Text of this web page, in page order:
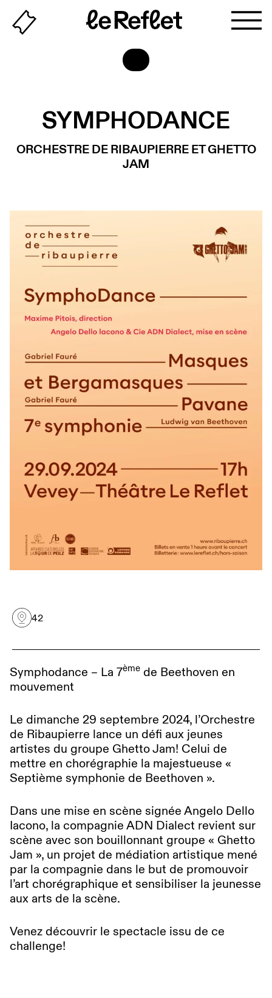
Billeterie
Page
d'accueil
SYMPHODANCE
ORCHESTRE DE RIBAUPIERRE ET GHETTO
JAM
42
Symphodance – La 7ème de Beethoven en
mouvement
Le dimanche 29 septembre 2024, l’Orchestre
de Ribaupierre lance un défi aux jeunes
artistes du groupe Ghetto Jam! Celui de
mettre en chorégraphie la majestueuse «
Septième symphonie de Beethoven ».
Dans une mise en scène signée Angelo Dello
Iacono, la compagnie ADN Dialect revient sur
scène avec son bouillonnant groupe « Ghetto
Jam », un projet de médiation artistique mené
par la compagnie dans le but de promouvoir
l’art chorégraphique et sensibiliser la jeunesse
aux arts de la scène.
Venez découvrir le spectacle issu de ce
challenge!